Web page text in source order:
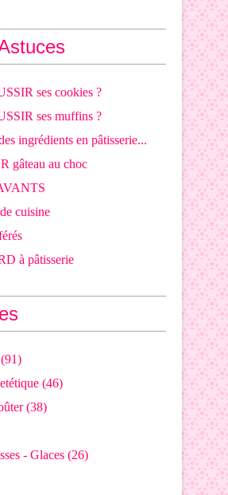
ses cookies ?
ses muffins ?
ingrédients en pâtisserie...
gâteau au choc
cuisine
à pâtisserie
(91)
(46)
(38)
- Glaces (26)